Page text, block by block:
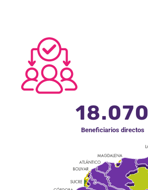
18.070
Beneficiarios directos